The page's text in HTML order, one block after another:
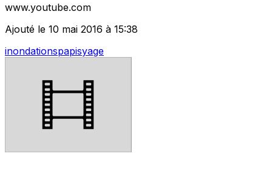
www.youtube.com
Ajouté le 10 mai 2016 à 15:38
inondationspapisyage